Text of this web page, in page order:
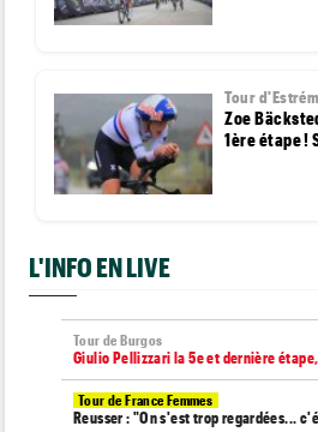
Tour
Zoe
1ère étape !
L'INFO EN LIVE
Tour de Burgos
Giulio Pellizzari la 5e et dernière
Tour de France Femmes
Reusser : "On s'est trop regardées...